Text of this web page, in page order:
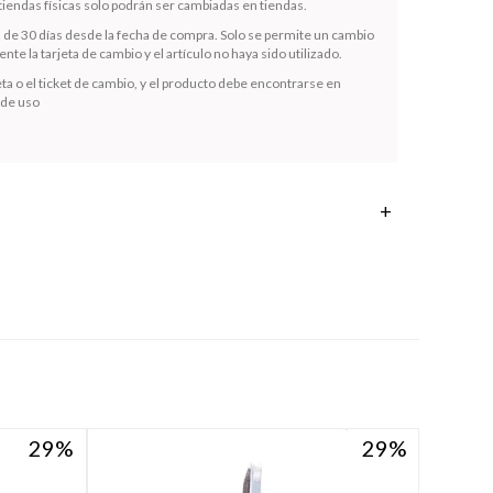
físicas solo podrán ser cambiadas en tiendas.
30 días desde la fecha de compra. Solo se permite un cambio
la tarjeta de cambio y el artículo no haya sido utilizado.
o el ticket de cambio, y el producto debe encontrarse en
uso
29
29 29
29